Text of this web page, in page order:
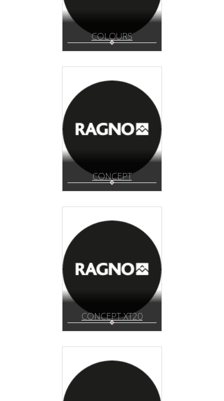
COLOURS
CONCEPT
CONCEPT XT20